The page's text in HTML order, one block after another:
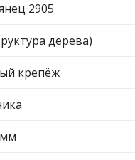
2905
дерева)
крепёж